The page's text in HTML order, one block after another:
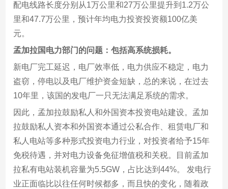
配电线路长度分别从1万公里和27万公里提升到1.2万公
里和47.7万公里，预计年均电力投资投资额100亿美
元。
孟加拉国电力部门的问题：包括高系统损耗。
新电厂完工延迟，电厂效率低，电力供应不稳定，电力
盗窃，停电以及电厂维护资金短缺，总的来说，在过去
10年里，该国的发电厂一只无法满足系统的需求。
因此，孟加拉鼓励私人和外国资本投资电站建设。孟加
拉鼓励私人资本和外国资本通过公私合作、租赁电厂和
私人电站等多种形式投资电力行业，对投资者给予15年
免税待遇，并对电力设备免征增值税和关税。目前孟加
拉私有电站装机容量为5.5GW，占比达到44%。 发电行
业正面临比以往任何时候都多，而且快的变化，随着政